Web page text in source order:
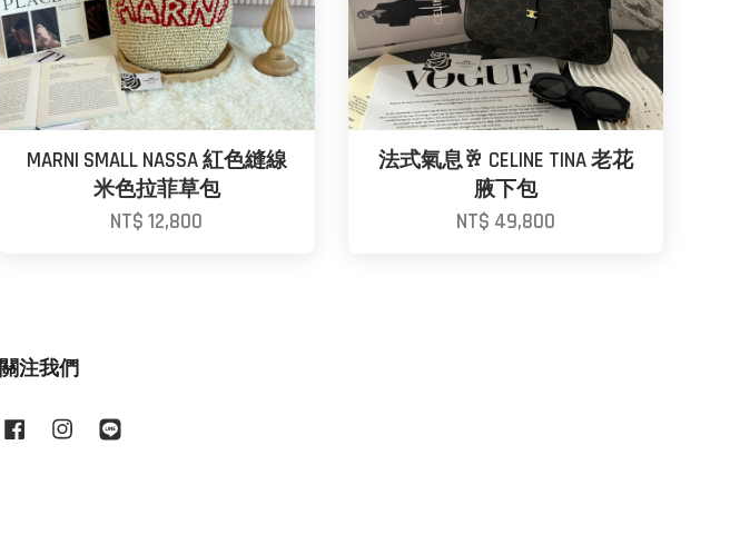
MARNI SMALL NASSA 紅色縫線
米色拉菲草包
NT$ 12,800
法式氣息🥂 CELINE TINA 老花
腋下包
NT$ 49,800
關注我們
FacebookInstagram